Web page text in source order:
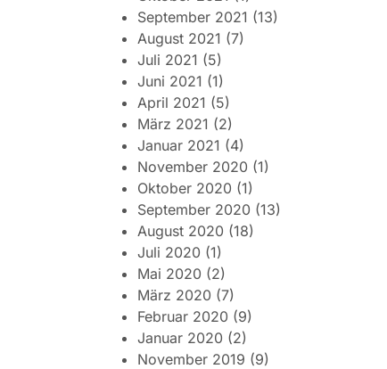
September 2021 (13)
August 2021 (7)
Juli 2021 (5)
Juni 2021 (1)
April 2021 (5)
März 2021 (2)
Januar 2021 (4)
November 2020 (1)
Oktober 2020 (1)
September 2020 (13)
August 2020 (18)
Juli 2020 (1)
Mai 2020 (2)
März 2020 (7)
Februar 2020 (9)
Januar 2020 (2)
November 2019 (9)